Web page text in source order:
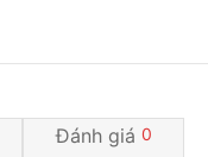
Đánh giá 0